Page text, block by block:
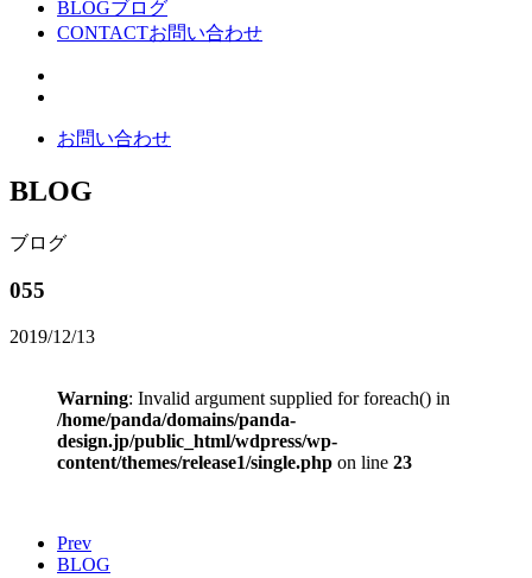
BLOGブログ
CONTACTお問い合わせ
お問い合わせ
BLOG
ブログ
055
2019/12/13
Warning: Invalid argument supplied for foreach() in
/home/panda/domains/panda-
design.jp/public_html/wdpress/wp-
content/themes/release1/single.php on line 23
Prev
BLOG